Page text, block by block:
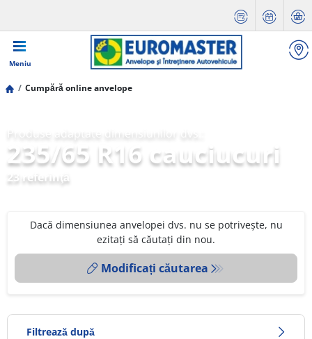
Meniu
Cumpără online anvelope
235/65 R16 cauciucuri
23 referinţă
Dacă dimensiunea anvelopei dvs. nu se potrivește, nu
ezitați să căutați din nou.
Modificați căutarea
Filtrează după